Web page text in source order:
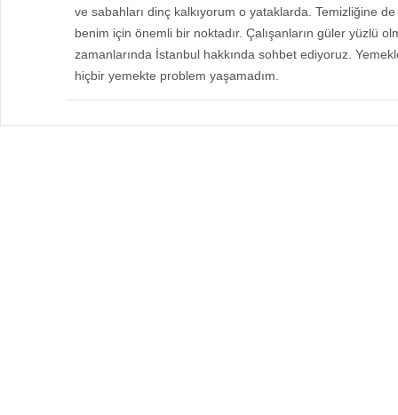
ve sabahları dinç kalkıyorum o yataklarda. Temizliğine
benim için önemli bir noktadır. Çalışanların güler yüzlü
zamanlarında İstanbul hakkında sohbet ediyoruz.
hiçbir yemekte problem yaşamadım.